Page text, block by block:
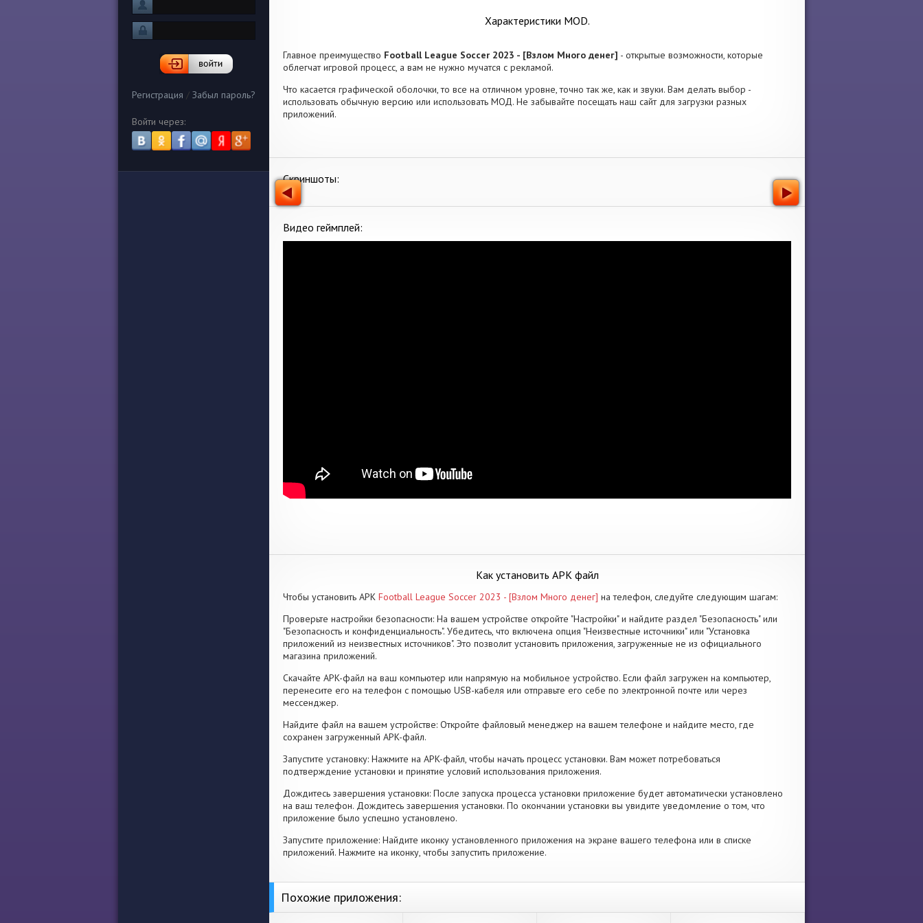
Регистрация / Забыл пароль?
Войти через:
Характеристики MOD.
Главное преимущество Football League Soccer 2023 - [Взлом Много денег] - открытые возможности, которые
облегчат игровой процесс, а вам не нужно мучатся с рекламой.
Что касается графической оболочки, то все на отличном уровне, точно так же, как и звуки. Вам делать выбор -
использовать обычную версию или использовать МОД. Не забывайте посещать наш сайт для загрузки разных
приложений.
Скриншоты:
Видео геймплей:
Как установить APK файл
Чтобы установить APK Football League Soccer 2023 - [Взлом Много денег] на телефон, следуйте следующим шагам:
Проверьте настройки безопасности: На вашем устройстве откройте "Настройки" и найдите раздел "Безопасность" или
"Безопасность и конфиденциальность". Убедитесь, что включена опция "Неизвестные источники" или "Установка
приложений из неизвестных источников". Это позволит установить приложения, загруженные не из официального
магазина приложений.
Скачайте APK-файл на ваш компьютер или напрямую на мобильное устройство. Если файл загружен на компьютер,
перенесите его на телефон с помощью USB-кабеля или отправьте его себе по электронной почте или через
мессенджер.
Найдите файл на вашем устройстве: Откройте файловый менеджер на вашем телефоне и найдите место, где
сохранен загруженный APK-файл.
Запустите установку: Нажмите на APK-файл, чтобы начать процесс установки. Вам может потребоваться
подтверждение установки и принятие условий использования приложения.
Дождитесь завершения установки: После запуска процесса установки приложение будет автоматически установлено
на ваш телефон. Дождитесь завершения установки. По окончании установки вы увидите уведомление о том, что
приложение было успешно установлено.
Запустите приложение: Найдите иконку установленного приложения на экране вашего телефона или в списке
приложений. Нажмите на иконку, чтобы запустить приложение.
Похожие приложения: